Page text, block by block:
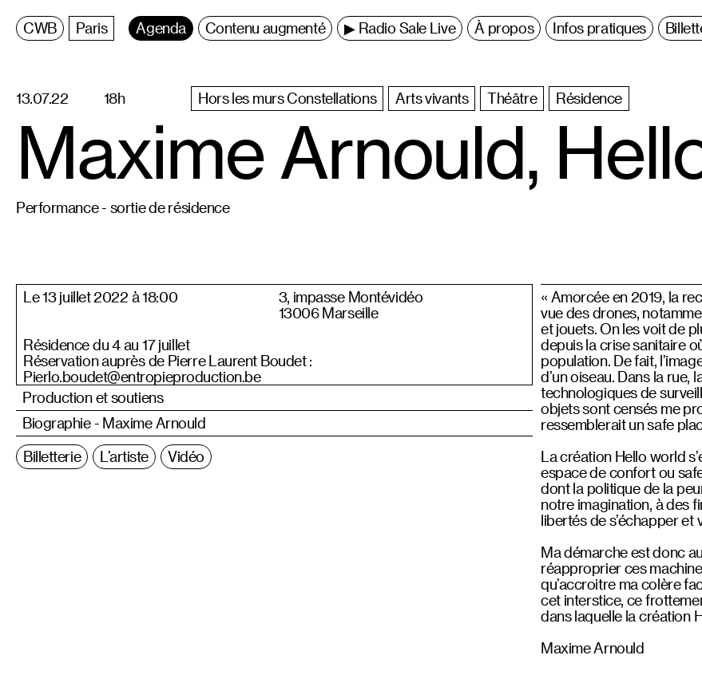
Centre
Wallonie
Bruxelles
Paris Agenda Contenu augmenté ▶ Radio Sale Live À propos Infos pratiques
13.07.22 18h Hors les murs Constellations Arts vivants Théâtre Résidence
Maxime Arnould,
Performance - sortie de résidence
Le 13 juillet 2022 à 18:00
3, impasse Montévidéo
13006 Marseille
Résidence du 4 au 17 juillet
Réservation auprès de Pierre Laurent Boudet :
Pierlo.boudet@entropieproduction.be
Production et soutiens
Biographie - Maxime Arnould
Billetterie
L’artiste Vidéo
« Amorcée en 2019, la
vue des drones,
et jouets. On les voit de
depuis la crise sanitaire
population. De fait,
d’un oiseau. Dans la rue,
technologiques de
objets sont censés me
ressemblerait un safe
La création Hello world
espace de confort ou
dont la politique de la
notre imagination, à des
libertés de s’échapper et
Ma démarche est donc
réapproprier ces
qu’accroitre ma colère
cet interstice, ce
dans laquelle la création
Maxime Arnould